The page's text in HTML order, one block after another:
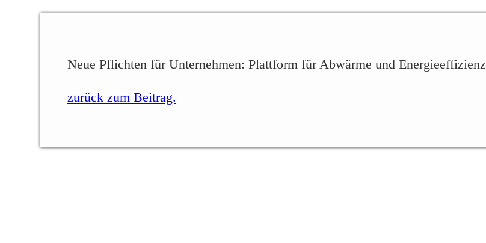
Neue Pflichten für Unternehmen: Plattform für Abwärme und Energieeffizienz
zurück zum Beitrag.